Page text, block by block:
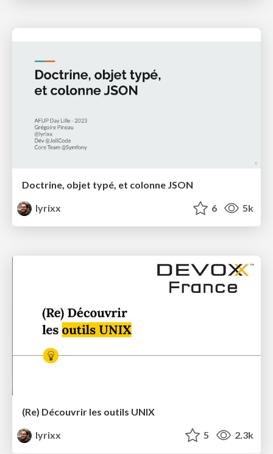
Doctrine, objet typé, et colonne JSON
lyrixx
6 5k
(Re) Découvrir les outils UNIX
lyrixx
5 2.3k